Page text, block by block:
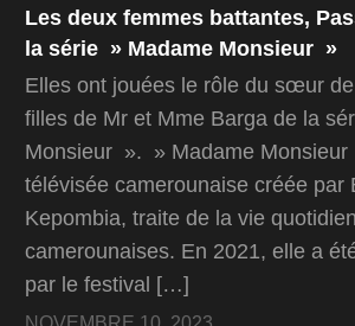
Les deux femmes battantes,
la série » Madame Monsieur »
Elles ont jouées le rôle du sœur
filles de Mr et Mme Barga de la
Monsieur ». » Madame
télévisée camerounaise créée par
Kepombia, traite de la vie
camerounaises. En 2021, elle a
par le festival […]